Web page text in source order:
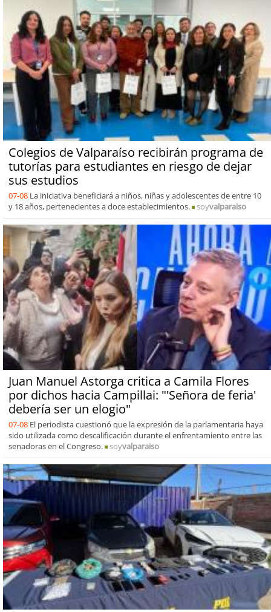
Colegios de Valparaíso recibirán programa de
tutorías para estudiantes en riesgo de dejar
sus estudios
07-08 La iniciativa beneficiará a niños, niñas y adolescentes de entre 10
y 18 años, pertenecientes a doce establecimientos.
soyvalparaiso
Juan Manuel Astorga critica a Camila Flores
por dichos hacia Campillai: "'Señora de feria'
debería ser un elogio"
07-08 El periodista cuestionó que la expresión de la parlamentaria haya
sido utilizada como descalificación durante el enfrentamiento entre las
senadoras en el Congreso.
soyvalparaiso